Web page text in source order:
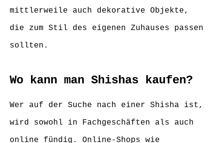
mittlerweile auch dekorative Objekte,
die zum Stil des eigenen Zuhauses passen
sollten.
Wo kann man Shishas kaufen?
Wer auf der Suche nach einer Shisha ist,
wird sowohl in Fachgeschäften als auch
online fündig. Online-Shops wie